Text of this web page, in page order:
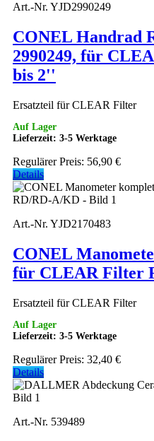
Art.-Nr. YJD2990249
CONEL Handrad
2990249, für
bis 2''
Ersatzteil für CLEAR Filter
Auf Lager
Lieferzeit: 3-5 Werktage
Regulärer Preis: 56,90 €
Details
Art.-Nr. YJD2170483
CONEL
für CLEAR Filter
Ersatzteil für CLEAR Filter
Auf Lager
Lieferzeit: 3-5 Werktage
Regulärer Preis: 32,40 €
Details
Art.-Nr. 539489